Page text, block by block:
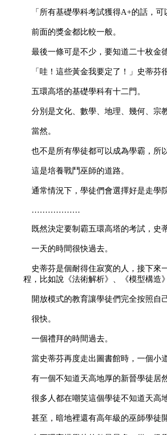
「所有基礎學科考試獲得A+的話，可
前面的獎金都比較一般。
最後一條可是不少，要知道二十枚金
「哇！這些黃金我要定了！」史蒂芬
五環高塔的基礎學科有十二門。
分別是文化、數學、地理、幾何、宗
當然。
也不是所有學徒都可以成為學霸，所
這是培養戰鬥巫師的道路。
通常情況下，學徒們會選擇好是走學
………………
既然決定要制霸五環高塔的考試，史
一天的時間很快過去。
史蒂芬是個耐得住寂寞的人，接下來
程，比如說《法術解析》、《模型構造
開放模式的教育讓學徒們完全按照自
很快。
一個禮拜的時間過去。
當史蒂芬再度走出圖書館時，一個小
有一個不知道天高地厚的新晉學徒居
很多人都在嘲笑這個學徒不知道天高
甚至，暗地裡還有高年級的巫師學徒